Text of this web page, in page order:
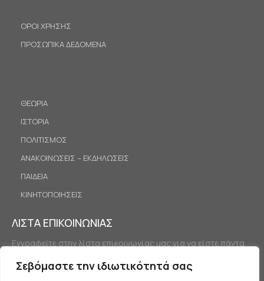
Σεβόμαστε την ιδιωτικότητά σας
ΟΡΟΙ ΧΡΗΣΗΣ
ΠΡΟΣΩΠΙΚΑ ΔΕΔΟΜΕΝΑ
ΘΕΩΡΙΑ
ΙΣΤΟΡΙΑ
ΠΟΛΙΤΙΣΜΟΣ
ΑΝΑΚΟΙΝΩΣΕΙΣ – ΕΚΔΗΛΩΣΕΙΣ
ΠΑΙΔΕΙΑ
ΚΙΝΗΤΟΠΟΙΗΣΕΙΣ
ΛΙΣΤΑ ΕΠΙΚΟΙΝΩΝΙΑΣ
Εγγραφείτε στην λίστα επικοινωνίας μας για να είστε πάντα